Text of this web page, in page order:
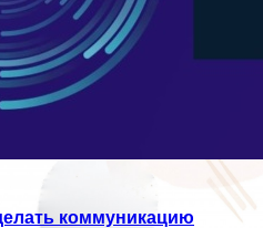
коммуникацию